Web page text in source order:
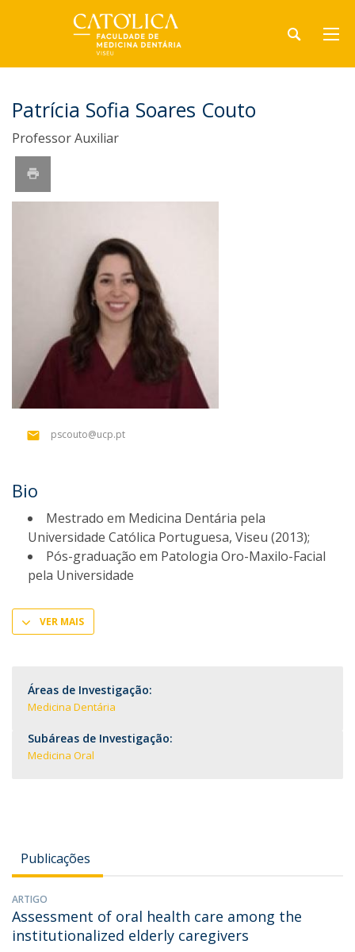
Patrícia Sofia Soares Couto
Professor Auxiliar
pscouto@ucp.pt
Bio
Mestrado em Medicina Dentária pela
Universidade Católica Portuguesa, Viseu (2013);
Pós-graduação em Patologia Oro-Maxilo-Facial
pela Universidade
VER MAIS
Áreas de Investigação:
Medicina Dentária
Subáreas de Investigação:
Medicina Oral
Publicações
ARTIGO
Assessment of oral health care among the
institutionalized elderly caregivers